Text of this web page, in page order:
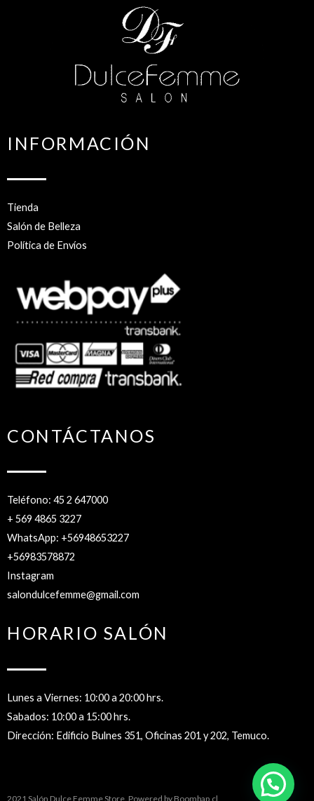
INFORMACIÓN
Tienda
Salón de Belleza
Política de Envíos
CONTÁCTANOS
Teléfono: 45 2 647000
+ 569 4865 3227
WhatsApp: +56948653227
+56983578872
Instagram
salondulcefemme@gmail.com
HORARIO SALÓN
Lunes a Viernes: 10:00 a 20:00 hrs.
Sabados: 10:00 a 15:00 hrs.
Dirección: Edificio Bulnes 351, Oficinas 201 y 202, Temuco.
2021 Salón Dulce Femme Store. Powered by Boombap.cl